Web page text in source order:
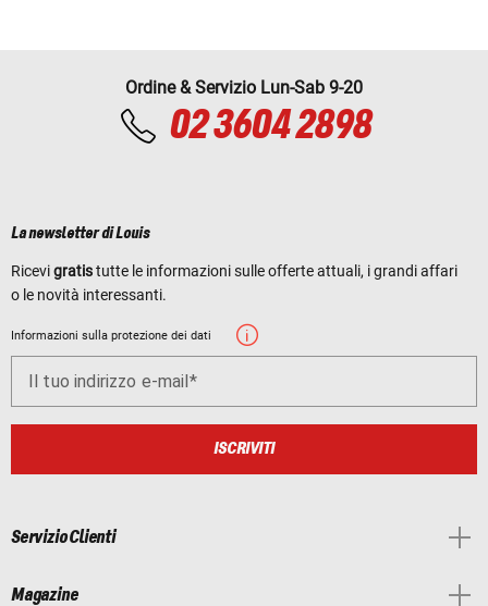
Ordine & Servizio Lun-Sab 9-20
02 3604 2898
La newsletter di Louis
Ricevigratistutte le informazioni sulle offerte attuali, i grandi affari
o le novità interessanti.
Informazioni sulla protezione dei dati
Il tuo indirizzo e-mail
ISCRIVITI
Servizio Clienti
Magazine